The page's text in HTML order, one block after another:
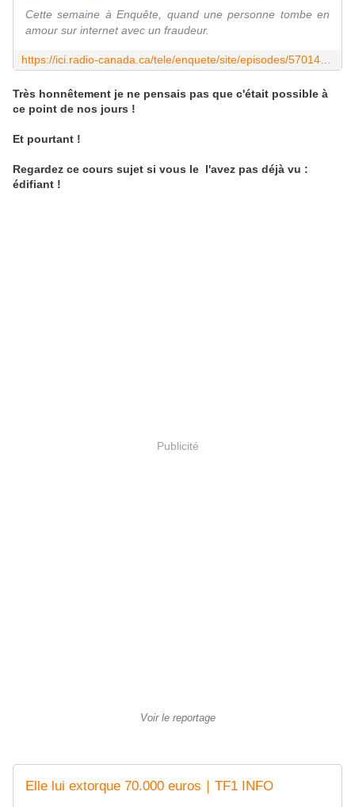
Cette semaine à Enquête, quand une personne tombe en
amour sur internet avec un fraudeur.
Très honnêtement je ne pensais pas que c'était possible à
ce point de nos jours !
Et pourtant !
Regardez ce cours sujet si vous le l'avez pas déjà vu :
édifiant !
Publicité
Voir le reportage
Elle lui extorque 70.000 euros｜TF1 INFO